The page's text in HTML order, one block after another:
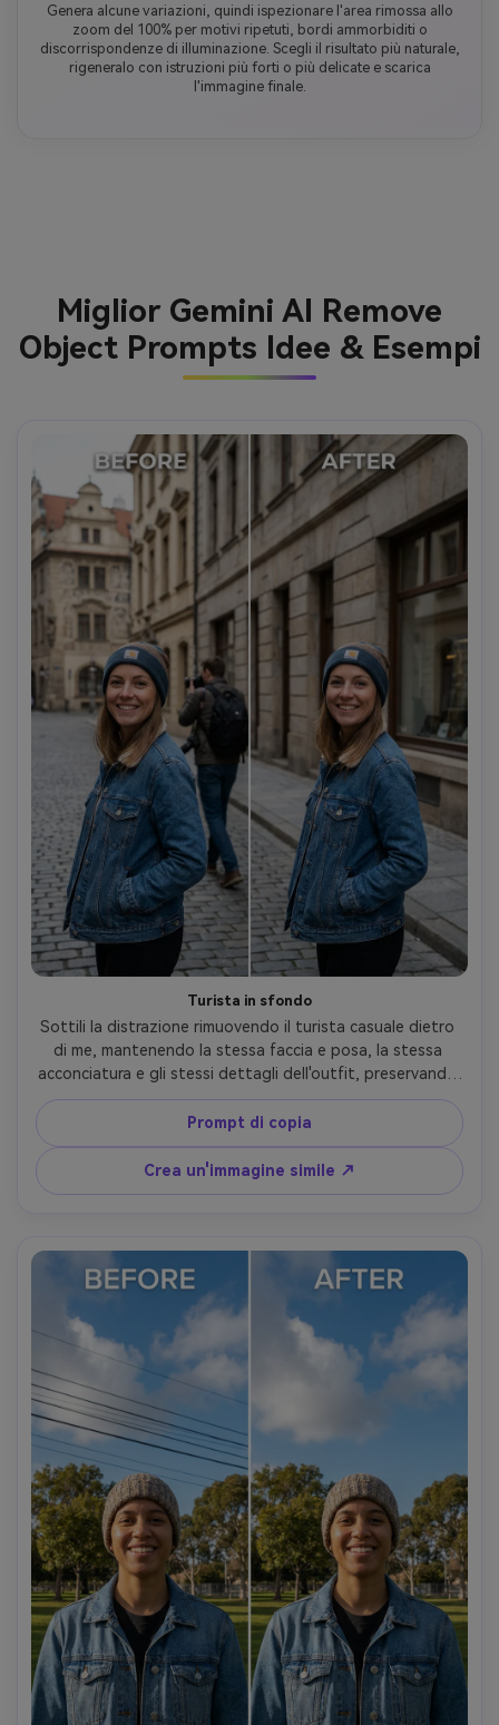
Genera alcune variazioni, quindi ispezionare l'area rimossa allo
zoom del 100% per motivi ripetuti, bordi ammorbiditi o
discorrispondenze di illuminazione. Scegli il risultato più naturale,
rigeneralo con istruzioni più forti o più delicate e scarica
l'immagine finale.
Miglior Gemini AI Remove
Object Prompts Idee & Esempi
Turista in sfondo
Sottili la distrazione rimuovendo il turista casuale dietro
di me, mantenendo la stessa faccia e posa, la stessa
acconciatura e gli stessi dettagli dell'outfit, preservando
l'illuminazione originale e l'architettura di sfondo in modo
che la scena sembri naturalmente vuota-AR 4:5
Prompt di copia
Crea un'immagine simile ↗